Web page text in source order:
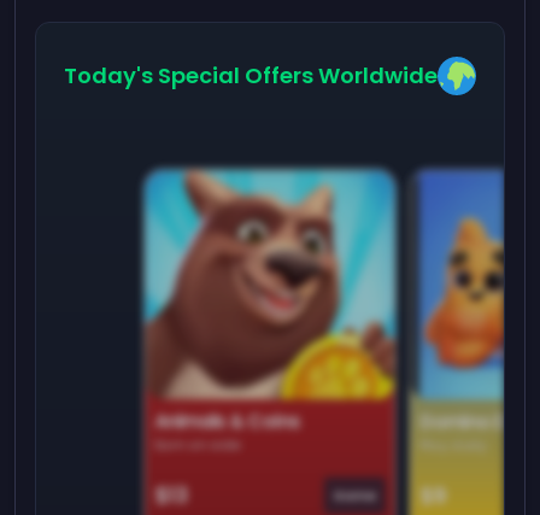
Today's Special Offers Worldwide
Animals & Coins
$13 Game
Domino
$9